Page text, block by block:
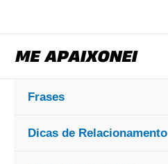
Frases
Dicas de Relacionamento